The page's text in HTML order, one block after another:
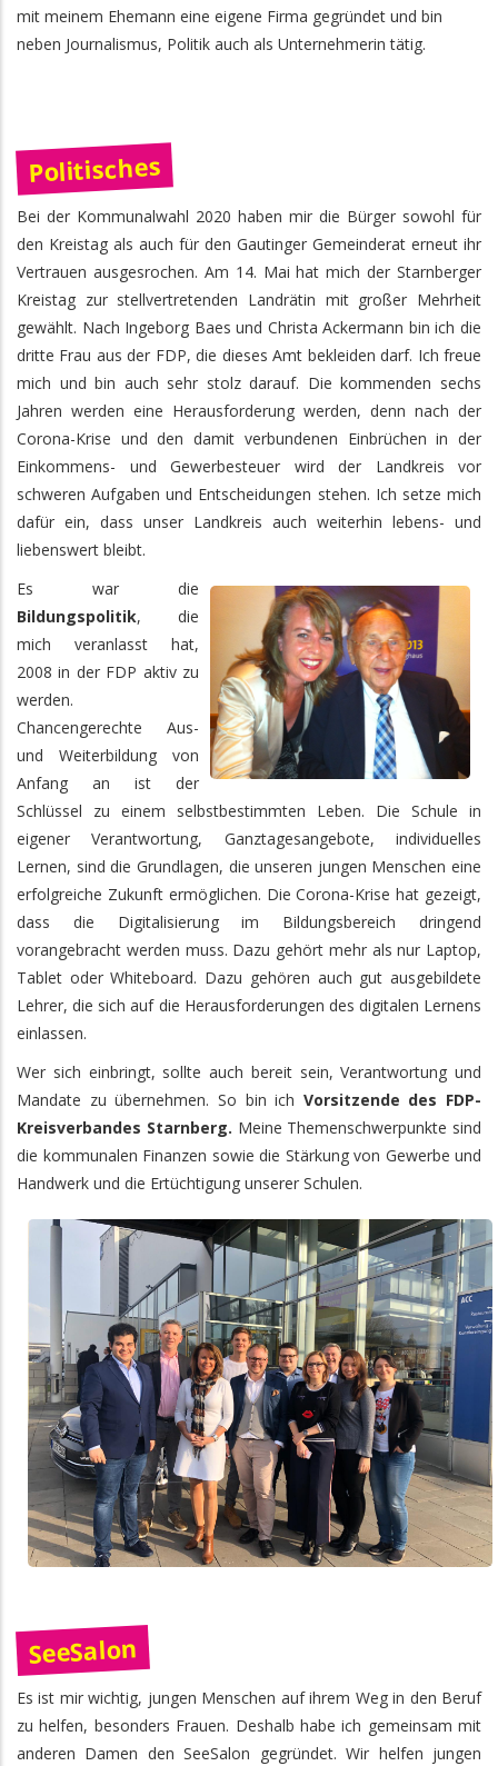
mit meinem Ehemann eine eigene Firma gegründet und bin
neben Journalismus, Politik auch als Unternehmerin tätig.
Politisches
Bei der Kommunalwahl 2020 haben mir die Bürger sowohl für
den Kreistag als auch für den Gautinger Gemeinderat erneut ihr
Vertrauen ausgesrochen. Am 14. Mai hat mich der Starnberger
Kreistag zur stellvertretenden Landrätin mit großer Mehrheit
gewählt. Nach Ingeborg Baes und Christa Ackermann bin ich die
dritte Frau aus der FDP, die dieses Amt bekleiden darf. Ich freue
mich und bin auch sehr stolz darauf. Die kommenden sechs
Jahren werden eine Herausforderung werden, denn nach der
Corona-Krise und den damit verbundenen Einbrüchen in der
Einkommens- und Gewerbesteuer wird der Landkreis vor
schweren Aufgaben und Entscheidungen stehen. Ich setze mich
dafür ein, dass unser Landkreis auch weiterhin lebens- und
liebenswert bleibt.
Es war die
Bildungspolitik, die
mich veranlasst hat,
2008 in der FDP aktiv zu
werden.
Chancengerechte Aus-
und Weiterbildung von
Anfang an ist der
Schlüssel zu einem selbstbestimmten Leben. Die Schule in
eigener Verantwortung, Ganztagesangebote, individuelles
Lernen, sind die Grundlagen, die unseren jungen Menschen eine
erfolgreiche Zukunft ermöglichen. Die Corona-Krise hat gezeigt,
dass die Digitalisierung im Bildungsbereich dringend
vorangebracht werden muss. Dazu gehört mehr als nur Laptop,
Tablet oder Whiteboard. Dazu gehören auch gut ausgebildete
Lehrer, die sich auf die Herausforderungen des digitalen Lernens
einlassen.
Wer sich einbringt, sollte auch bereit sein, Verantwortung und
Mandate zu übernehmen. So bin ich Vorsitzende des FDP-
Kreisverbandes Starnberg. Meine Themenschwerpunkte sind
die kommunalen Finanzen sowie die Stärkung von Gewerbe und
Handwerk und die Ertüchtigung unserer Schulen.
SeeSalon
Es ist mir wichtig, jungen Menschen auf ihrem Weg in den Beruf
zu helfen, besonders Frauen. Deshalb habe ich gemeinsam mit
anderen Damen den SeeSalon gegründet. Wir helfen jungen